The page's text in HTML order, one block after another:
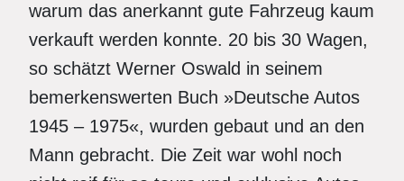
warum das anerkannt gute Fahrzeug kaum
verkauft werden konnte. 20 bis 30 Wagen,
so schätzt Werner Oswald in seinem
bemerkenswerten Buch »Deutsche Autos
1945 – 1975«, wurden gebaut und an den
Mann gebracht. Die Zeit war wohl noch